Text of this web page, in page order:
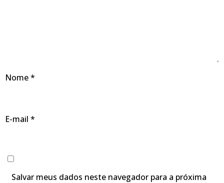
Nome*
E-mail *
Salvar meus dados neste navegador para a próxima